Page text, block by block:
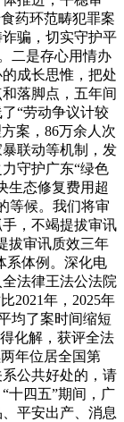
药环范畴犯罪案
骗，切实守护平
二是存心用情办
成长思惟，把处
落脚点，五年间
“劳动争议计较
案，86万余人次
联动等机制，发
守护广东“绿色
生态修复费用超
等候。我们将审
，不竭提拔审讯
拔审讯质效三年
系体例。深化电
法律王法公法院
2021年，2025年
均了案时间缩短
化解，获评全法
年位居全国第
公共好处的，请
十四五”期间，广
平安出产、消息